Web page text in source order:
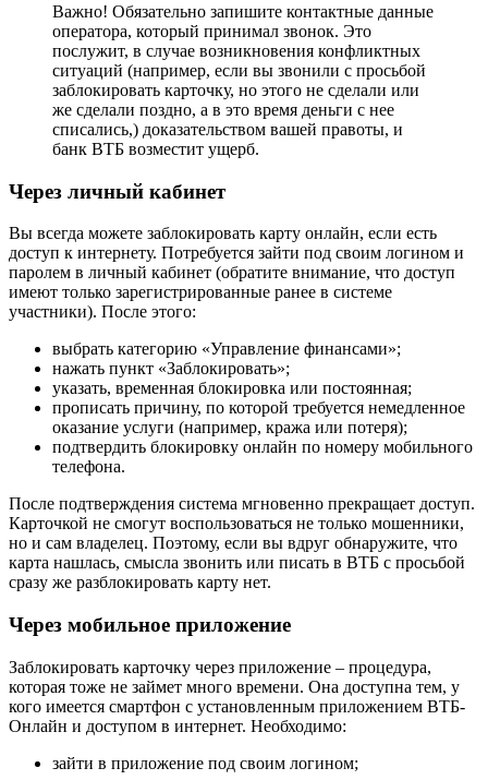
Важно! Обязательно запишите контактные данные
оператора, который принимал звонок. Это
послужит, в случае возникновения конфликтных
ситуаций (например, если вы звонили с просьбой
заблокировать карточку, но этого не сделали или
же сделали поздно, а в это время деньги с нее
списались,) доказательством вашей правоты, и
банк ВТБ возместит ущерб.
Через личный кабинет
Вы всегда можете заблокировать карту онлайн, если есть
доступ к интернету. Потребуется зайти под своим логином и
паролем в личный кабинет (обратите внимание, что доступ
имеют только зарегистрированные ранее в системе
участники). После этого:
выбрать категорию «Управление финансами»;
нажать пункт «Заблокировать»;
указать, временная блокировка или постоянная;
прописать причину, по которой требуется немедленное
оказание услуги (например, кража или потеря);
подтвердить блокировку онлайн по номеру мобильного
телефона.
После подтверждения система мгновенно прекращает доступ.
Карточкой не смогут воспользоваться не только мошенники,
но и сам владелец. Поэтому, если вы вдруг обнаружите, что
карта нашлась, смысла звонить или писать в ВТБ с просьбой
сразу же разблокировать карту нет.
Через мобильное приложение
Заблокировать карточку через приложение – процедура,
которая тоже не займет много времени. Она доступна тем, у
кого имеется смартфон с установленным приложением ВТБ-
Онлайн и доступом в интернет. Необходимо:
зайти в приложение под своим логином;